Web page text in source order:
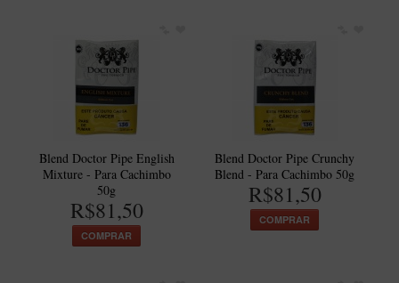
Blend Doctor Pipe English
Mixture - Para Cachimbo
50g
R$81,50
COMPRAR
Blend Doctor Pipe Crunchy
Blend - Para Cachimbo 50g
R$81,50
COMPRAR